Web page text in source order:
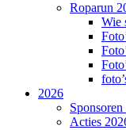
Roparun
Wie
2026
Acties